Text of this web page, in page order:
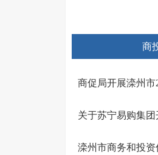
商
商促局开展滦州市
关于苏宁易购集
滦州市商务和投